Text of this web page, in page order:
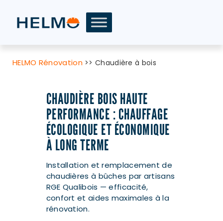
HELMO Rénovation>>Chaudière à bois
CHAUDIÈRE BOIS HAUTE
PERFORMANCE : CHAUFFAGE
ÉCOLOGIQUE ET ÉCONOMIQUE
À LONG TERME
Installation et remplacement de
chaudières à bûches par artisans
RGE Qualibois — efficacité,
confort et aides maximales à la
rénovation.